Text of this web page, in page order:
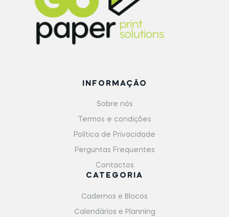
INFORMAÇÃO
Sobre nós
Termos e condições
Política de Privacidade
Perguntas Frequentes
Contactos
CATEGORIA
Cadernos e Blocos
Calendários e Planning